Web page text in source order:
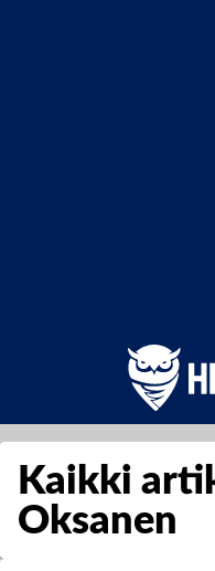
Kaikki
Oksanen